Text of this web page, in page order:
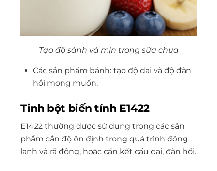
Tạo độ sánh và mịn trong sữa chua
Các sản phẩm bánh: tạo độ dai và độ đàn
hồi mong muốn.
Tinh bột biến tính E1422
E1422 thường được sử dụng trong các sản
phẩm cần độ ổn định trong quá trình đông
lạnh và rã đông, hoặc cần kết cấu dai, đàn hồi.